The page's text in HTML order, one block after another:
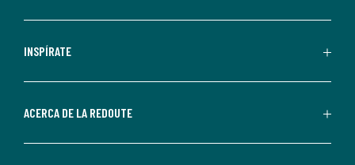
comerciales
personalizadas
parte
Redoute.
INSPÍRATE
ACERCA DE LA REDOUTE